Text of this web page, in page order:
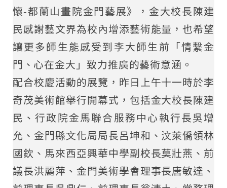
懷-都蘭山畫院金門藝展》，金大校長陳建
民感謝藝文界為校內增添藝術能量，也希望
讓更多師生能感受到李大師生前「情繫金
門、心在金大」致力推廣的藝術意涵。
配合校慶活動的展覽，昨日上午十一時於李
奇茂美術館舉行開幕式，包括金大校長陳建
民、行政院金馬聯合服務中心執行長吳增
允、金門縣文化局局長呂坤和、汶萊僑領林
國欽、馬來西亞興華中學副校長莫壯燕、前
議長洪麗萍、金門美術學會理事長唐敏達、